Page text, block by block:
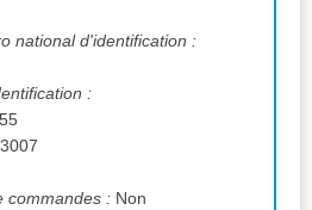
national d'identification :
:
commandes : Non